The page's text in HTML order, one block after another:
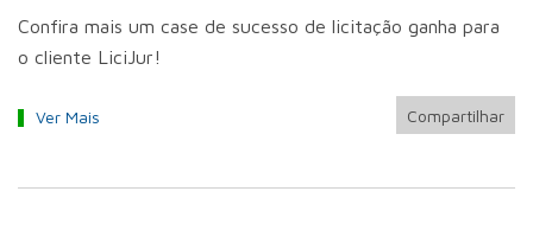
Confira mais um case de sucesso de licitação ganha para
o cliente LiciJur!
Ver Mais Compartilhar